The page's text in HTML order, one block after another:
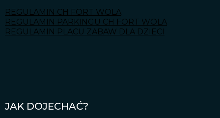
REGULAMIN CH FORT WOLA
REGULAMIN PARKINGU CH FORT WOLA
REGULAMIN PLACU ZABAW DLA DZIECI
JAK DOJECHAĆ?